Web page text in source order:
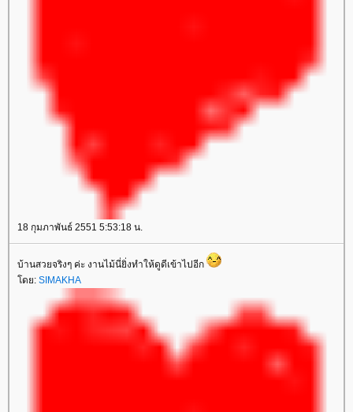
18 กุมภาพันธ์ 2551 5:53:18 น.
บ้านสวยจริงๆ ค่ะ งานไม้นี่ยิ่งทำให้ดูดีเข้าไปอีก
ดย: SIMAKHA